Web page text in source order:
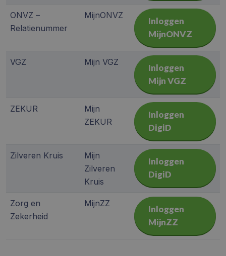
ONVZ –
Relatienummer
MijnONVZ
Inloggen
MijnONVZ
VGZ Mijn VGZ
Inloggen
Mijn VGZ
ZEKUR
Mijn
ZEKUR
Inloggen
DigiD
Zilveren Kruis
Mijn
Zilveren
Kruis
Inloggen
DigiD
Zorg en
Zekerheid
MijnZZ
Inloggen
MijnZZ